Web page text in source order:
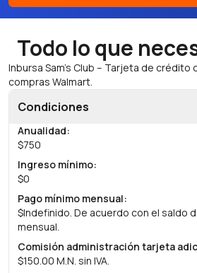
Todo lo que
Inbursa Sam’s Club – Tarjeta de crédito
compras Walmart.
Condiciones
Anualidad:
$750
Ingreso mínimo:
$0
Pago mínimo mensual:
$Indefinido. De acuerdo con el saldo
mensual.
Comisión administración tarjeta
$150.00 M.N. sin IVA.